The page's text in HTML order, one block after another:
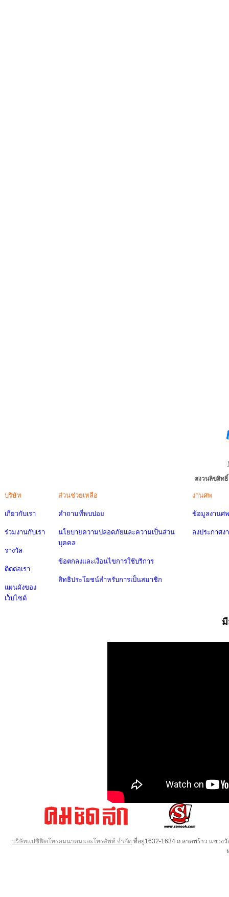
สงวนลิขสิท
บริษัท
เกี่ยวกับเรา
ร่วมงานกับเรา
รางวัล
ติดต่อเรา
แผนผังของ
เว็บไซต์
ส่วนช่วยเหลือ
คำถามที่พบบ่อย
นโยบายความปลอดภัยและความเป็นส่วน
บุคคล
ข้อตกลงและเงื่อนไขการใช้บริการ
สิทธิประโยชน์สำหรับการเป็นสมาชิก
งานศพ
ข้อมูลงานศพ
ลงประกาศง
บริษัทแปซิฟิคโทรคมนาคมและโทรศัพท์ จำกัด ที่อยู่1632-1634 ถ.ลาดพร้าว แขวง